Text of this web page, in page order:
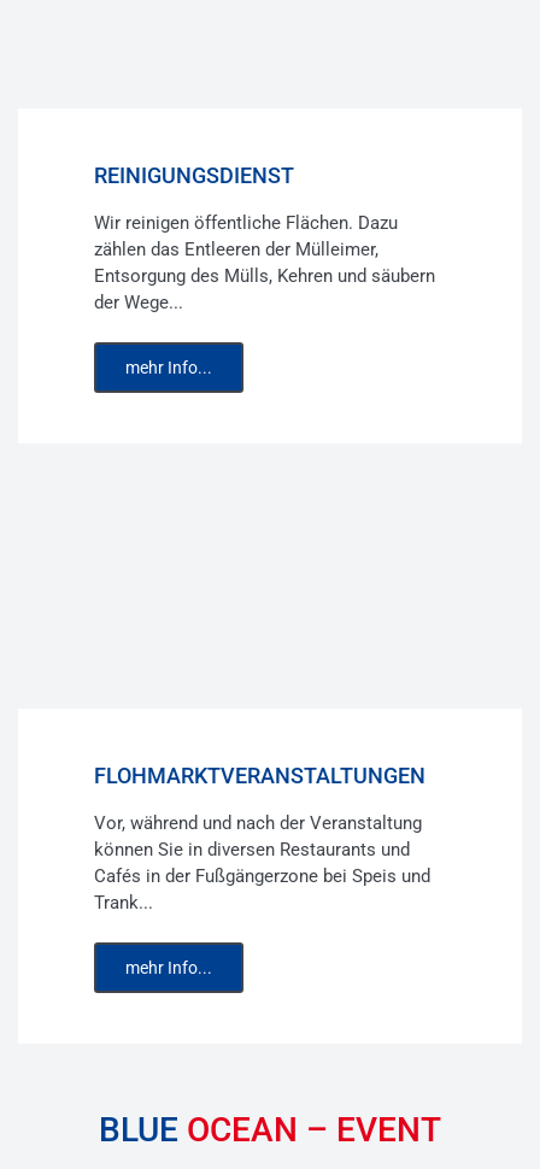
REINIGUNGSDIENST
Wir reinigen öffentliche Flächen. Dazu
zählen das Entleeren der Mülleimer,
Entsorgung des Mülls, Kehren und säubern
der Wege...
mehr Info...
FLOHMARKTVERANSTALTUNGEN
Vor, während und nach der Veranstaltung
können Sie in diversen Restaurants und
Cafés in der Fußgängerzone bei Speis und
Trank...
mehr Info...
BLUE OCEAN – EVENT